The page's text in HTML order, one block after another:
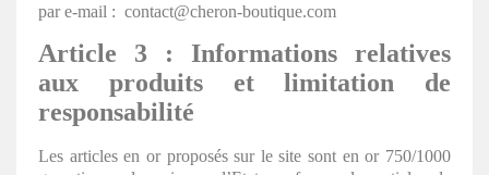
par e-mail : contact@cheron-boutique.com
Article 3 : Informations relatives
aux produits et limitation de
responsabilité
Les articles en or proposés sur le site sont en or 750/1000